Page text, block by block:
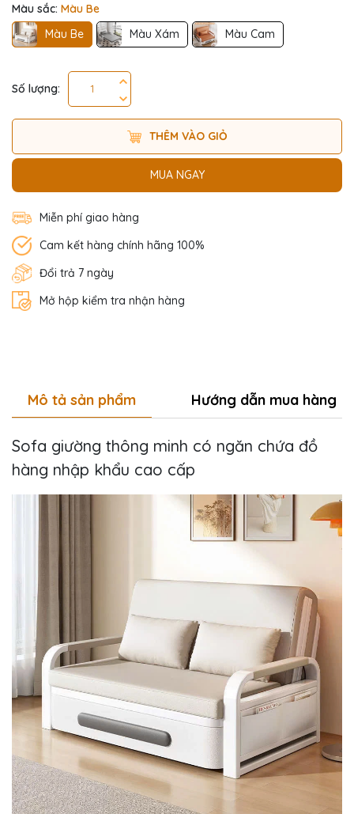
Màu sắc: Màu Be
Màu Be
Màu Xám Màu Cam
Số lượng:
THÊM VÀO GIỎ
MUA NGAY
Miễn phí giao hàng
Cam kết hàng chính hãng 100%
Đổi trả 7 ngày
Mở hộp kiểm tra nhận hàng
Mô tả sản phẩm Hướng dẫn mua hàng
Sofa giường thông minh có ngăn chứa đồ
hàng nhập khẩu cao cấp